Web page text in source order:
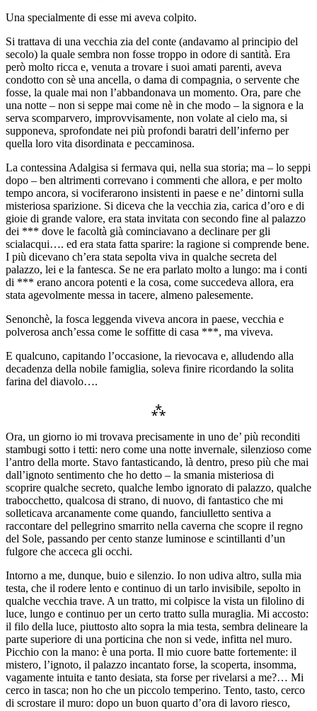
Una specialmente di esse mi aveva colpito.
Si trattava di una vecchia zia del conte (andavamo al principio del
secolo) la quale sembra non fosse troppo in odore di santità. Era
però molto ricca e, venuta a trovare i suoi amati parenti, aveva
condotto con sè una ancella, o dama di compagnia, o servente che
fosse, la quale mai non l’abbandonava un momento. Ora, pare che
una notte – non si seppe mai come nè in che modo – la signora e la
serva scomparvero, improvvisamente, non volate al cielo ma, si
supponeva, sprofondate nei più profondi baratri dell’inferno per
quella loro vita disordinata e peccaminosa.
La contessina Adalgisa si fermava qui, nella sua storia; ma – lo seppi
dopo – ben altrimenti correvano i commenti che allora, e per molto
tempo ancora, si vociferarono insistenti in paese e ne’ dintorni sulla
misteriosa sparizione. Si diceva che la vecchia zia, carica d’oro e di
gioie di grande valore, era stata invitata con secondo fine al palazzo
dei *** dove le facoltà già cominciavano a declinare per gli
scialacqui…. ed era stata fatta sparire: la ragione si comprende bene.
I più dicevano ch’era stata sepolta viva in qualche secreta del
palazzo, lei e la fantesca. Se ne era parlato molto a lungo: ma i conti
di *** erano ancora potenti e la cosa, come succedeva allora, era
stata agevolmente messa in tacere, almeno palesemente.
Senonchè, la fosca leggenda viveva ancora in paese, vecchia e
polverosa anch’essa come le soffitte di casa ***, ma viveva.
E qualcuno, capitando l’occasione, la rievocava e, alludendo alla
decadenza della nobile famiglia, soleva finire ricordando la solita
farina del diavolo….
⁂
Ora, un giorno io mi trovava precisamente in uno de’ più reconditi
stambugi sotto i tetti: nero come una notte invernale, silenzioso come
l’antro della morte. Stavo fantasticando, là dentro, preso più che mai
dall’ignoto sentimento che ho detto – la smania misteriosa di
scoprire qualche secreto, qualche lembo ignorato di palazzo, qualche
trabocchetto, qualcosa di strano, di nuovo, di fantastico che mi
solleticava arcanamente come quando, fanciulletto sentiva a
raccontare del pellegrino smarrito nella caverna che scopre il regno
del Sole, passando per cento stanze luminose e scintillanti d’un
fulgore che acceca gli occhi.
Intorno a me, dunque, buio e silenzio. Io non udiva altro, sulla mia
testa, che il rodere lento e continuo di un tarlo invisibile, sepolto in
qualche vecchia trave. A un tratto, mi colpisce la vista un filolino di
luce, lungo e continuo per un certo tratto sulla muraglia. Mi accosto:
il filo della luce, piuttosto alto sopra la mia testa, sembra delineare la
parte superiore di una porticina che non si vede, infitta nel muro.
Picchio con la mano: è una porta. Il mio cuore batte fortemente: il
mistero, l’ignoto, il palazzo incantato forse, la scoperta, insomma,
vagamente intuita e tanto desiata, sta forse per rivelarsi a me?… Mi
cerco in tasca; non ho che un piccolo temperino. Tento, tasto, cerco
di scrostare il muro: dopo un buon quarto d’ora di lavoro riesco,